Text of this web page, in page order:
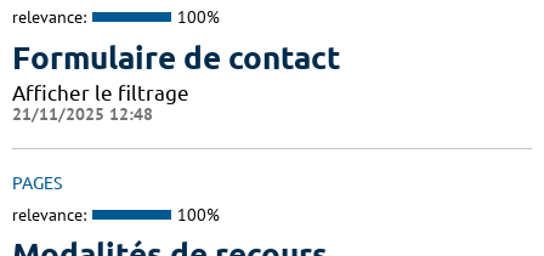
relevance: 100%
Formulaire de contact
Afficher le filtrage
21/11/2025 12:48
PAGES
relevance: 100%